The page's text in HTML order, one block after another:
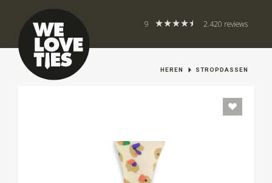
9 2.420 reviews
HEREN STROPDASSEN